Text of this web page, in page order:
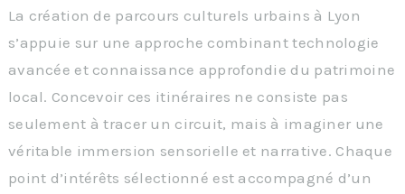
La création de parcours culturels urbains à Lyon
s’appuie sur une approche combinant technologie
avancée et connaissance approfondie du patrimoine
local. Concevoir ces itinéraires ne consiste pas
seulement à tracer un circuit, mais à imaginer une
véritable immersion sensorielle et narrative. Chaque
point d’intérêts sélectionné est accompagné d’un